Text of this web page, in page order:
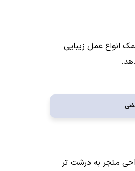
انواع عمل زیبایی
منجر به درشت تر